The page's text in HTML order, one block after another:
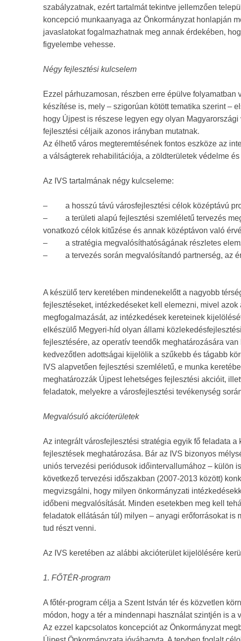
szabályzatnak, ezért tartalmát tekintve jellemzően
koncepció munkaanyaga az Önkormányzat honlapján
javaslatokat fogalmazhatnak meg annak érdekében,
figyelembe vehesse.
Négy fejlesztési kulcselem
Ezzel párhuzamosan, részben erre épülve folyamatban
készítése is, mely – szigorúan kötött tematika szerint –
hogy Újpest is részese legyen egy olyan
fejlesztési céljaik azonos irányban mutatnak.
Az élhető város megteremtésének fontos eszköze az
a válságterek rehabilitációja, a zöldterületek védelme
Az IVS tartalmának négy kulcseleme:
–
a hosszú távú városfejlesztési célok középtávú
–
a területi alapú fejlesztési szemléletű tervezés
vonatkozó célok kitűzése és annak középtávon való
–
a stratégia megvalósíthatóságának részletes
–
a tervezés során megvalósítandó partnerség, az
A készülő terv keretében mindenekelőtt a nagyobb
fejlesztéseket, intézkedéseket kell elemezni, mivel
megfogalmazását, az intézkedések kereteinek
elkészülő Megyeri-híd olyan állami
fejlesztésére, az operatív teendők meghatározására
kedvezőtlen adottságai kijelölik a szűkebb és tágabb
IVS alapvetően fejlesztési szemléletű, e munka
meghatározzák Újpest lehetséges fejlesztési akcióit,
feladatok, melyekre a városfejlesztési tevékenység
Megvalósuló akcióterületek
Az integrált városfejlesztési stratégia egyik fő feladata
fejlesztések meghatározása. Bár az IVS bizonyos
uniós tervezési periódusok időintervallumához – külön
következő tervezési időszakban (2007-2013 között)
megvizsgálni, hogy milyen önkormányzati
időbeni megvalósítását. Minden esetekben meg kell
feladatok ellátásán túl) milyen – anyagi erőforrásokat
tud részt venni.
Az IVS keretében az alábbi akcióterület kijelölésére
1. FŐTÉR-program
A főtér-program célja a Szent István tér és közvetlen
módon, hogy a tér a mindennapi használat szintjén is
Az ezzel kapcsolatos koncepciót az Önkormányzat